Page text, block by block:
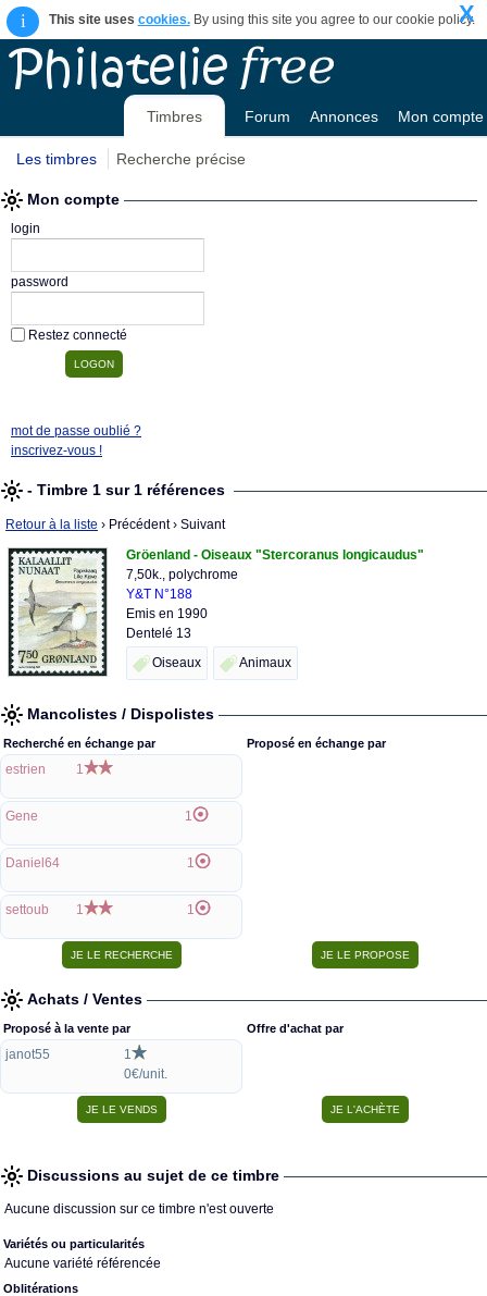
i This site uses cookies.By using this site you agree to our cookie policy.
X
Timbres Forum Annonces Mon compte
Les timbres Recherche précise
Mon compte
login
password
Restez connecté
mot de passe oublié ?
inscrivez-vous !
- Timbre 1 sur 1 références
Retour à la liste › Précédent› Suivant
Gröenland - Oiseaux "Stercoranus longicaudus"
7,50k., polychrome
Y&T N°188
Emis en 1990
Dentelé 13
Oiseaux
Animaux
Mancolistes / Dispolistes
Recherché en échange par
estrien 1
Gene 1
Daniel64 1
settoub 1 1
Proposé en échange par
Achats / Ventes
Proposé à la vente par
janot55
1
0€/unit.
Offre d'achat par
Discussions au sujet de ce timbre
Aucune discussion sur ce timbre n'est ouverte
Variétés ou particularités
Aucune variété référencée
Oblitérations